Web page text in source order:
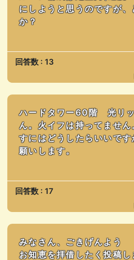
にしようと思うのですが、
か？
回答数 : 13
ハードタワー60階 光リ
ん。火イフは持ってませ
すにはどうしたらいいで
願いします。
回答数 : 17
みなさん、ごきげんよう
お知恵を拝借したく投稿し